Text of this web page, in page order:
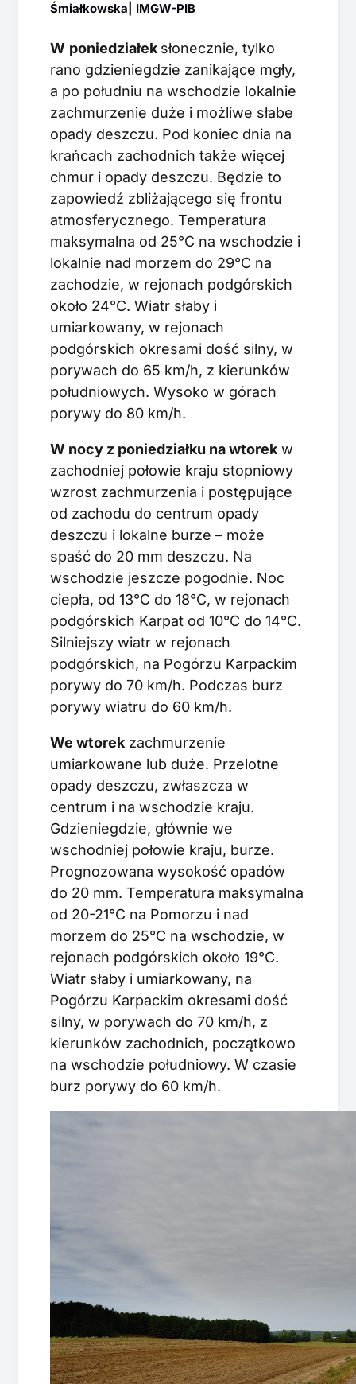
Śmiałkowska| IMGW-PIB
W poniedziałek słonecznie, tylko
rano gdzieniegdzie zanikające mgły,
a po południu na wschodzie lokalnie
zachmurzenie duże i możliwe słabe
opady deszczu. Pod koniec dnia na
krańcach zachodnich także więcej
chmur i opady deszczu. Będzie to
zapowiedź zbliżającego się frontu
atmosferycznego. Temperatura
maksymalna od 25°C na wschodzie i
lokalnie nad morzem do 29°C na
zachodzie, w rejonach podgórskich
około 24°C. Wiatr słaby i
umiarkowany, w rejonach
podgórskich okresami dość silny, w
porywach do 65 km/h, z kierunków
południowych. Wysoko w górach
porywy do 80 km/h.
W nocy z poniedziałku na wtorek w
zachodniej połowie kraju stopniowy
wzrost zachmurzenia i postępujące
od zachodu do centrum opady
deszczu i lokalne burze – może
spaść do 20 mm deszczu. Na
wschodzie jeszcze pogodnie. Noc
ciepła, od 13°C do 18°C, w rejonach
podgórskich Karpat od 10°C do 14°C.
Silniejszy wiatr w rejonach
podgórskich, na Pogórzu Karpackim
porywy do 70 km/h. Podczas burz
porywy wiatru do 60 km/h.
We wtorek zachmurzenie
umiarkowane lub duże. Przelotne
opady deszczu, zwłaszcza w
centrum i na wschodzie kraju.
Gdzieniegdzie, głównie we
wschodniej połowie kraju, burze.
Prognozowana wysokość opadów
do 20 mm. Temperatura maksymalna
od 20-21°C na Pomorzu i nad
morzem do 25°C na wschodzie, w
rejonach podgórskich około 19°C.
Wiatr słaby i umiarkowany, na
Pogórzu Karpackim okresami dość
silny, w porywach do 70 km/h, z
kierunków zachodnich, początkowo
na wschodzie południowy. W czasie
burz porywy do 60 km/h.